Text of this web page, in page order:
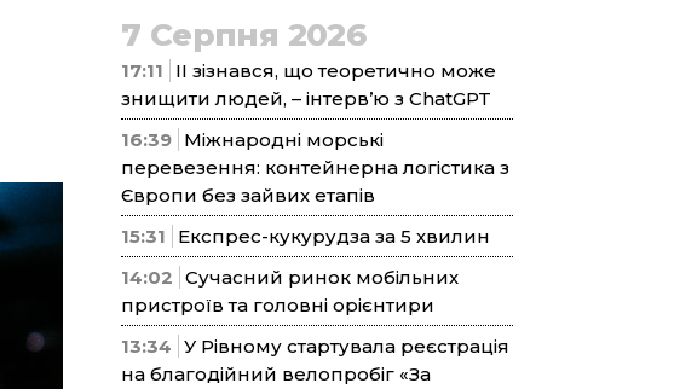
7 Серпня 2026
17:11
ІІ зізнався, що теоретично може
знищити людей, – інтерв’ю з ChatGPT
16:39 Міжнародні морські
перевезення: контейнерна логістика з
Європи без зайвих етапів
15:31
Експрес-кукурудза за 5 хвилин
14:02 Сучасний ринок мобільних
пристроїв та головні орієнтири
13:34 У Рівному стартувала реєстрація
на благодійний велопробіг «За